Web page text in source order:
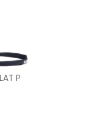
P